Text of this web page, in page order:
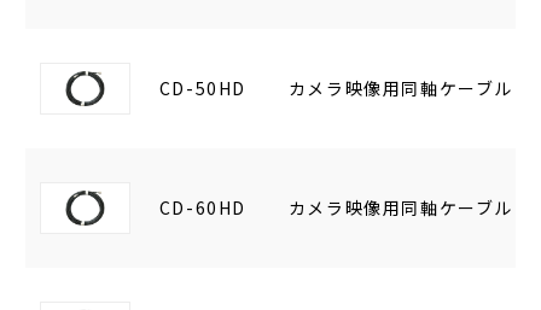
CD-50HD カメラ映像用同軸ケーブル
CD-60HD カメラ映像用同軸ケーブル